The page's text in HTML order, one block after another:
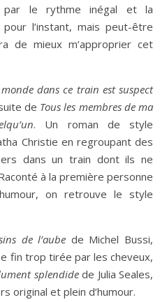
par le rythme inégal et la
l’instant, mais peut-être
de mieux m’approprier cet
dans ce train est suspect
de Tous les membres de ma
. Un roman de style
Christie en regroupant des
dans un train dont ils ne
à la première personne
on retrouve le style
de l’aube de Michel Bussi,
fin trop tirée par les cheveux,
splendidede Julia Seales,
original et plein d’humour.